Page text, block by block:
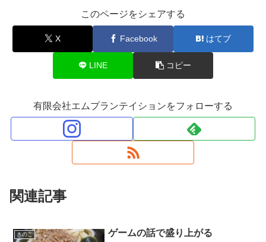
このページをシェアする
X Facebook はてブ
LINE コピー
有限会社エムプランテイションをフォローする
関連記事
きのこ ゲームの話で盛り上がる